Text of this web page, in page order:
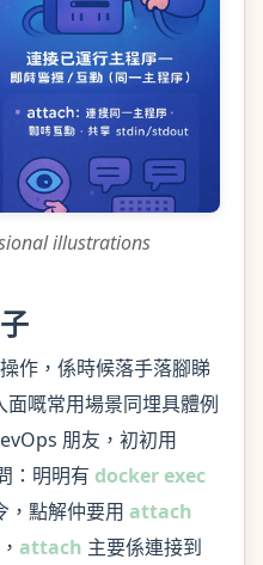
illustrations
作，係時候落手落腳睇
面嘅常用場景同埋具體例
朋友，初初用
：明明有 docker exec
，點解仲要用 attach
attach 主要係連接到